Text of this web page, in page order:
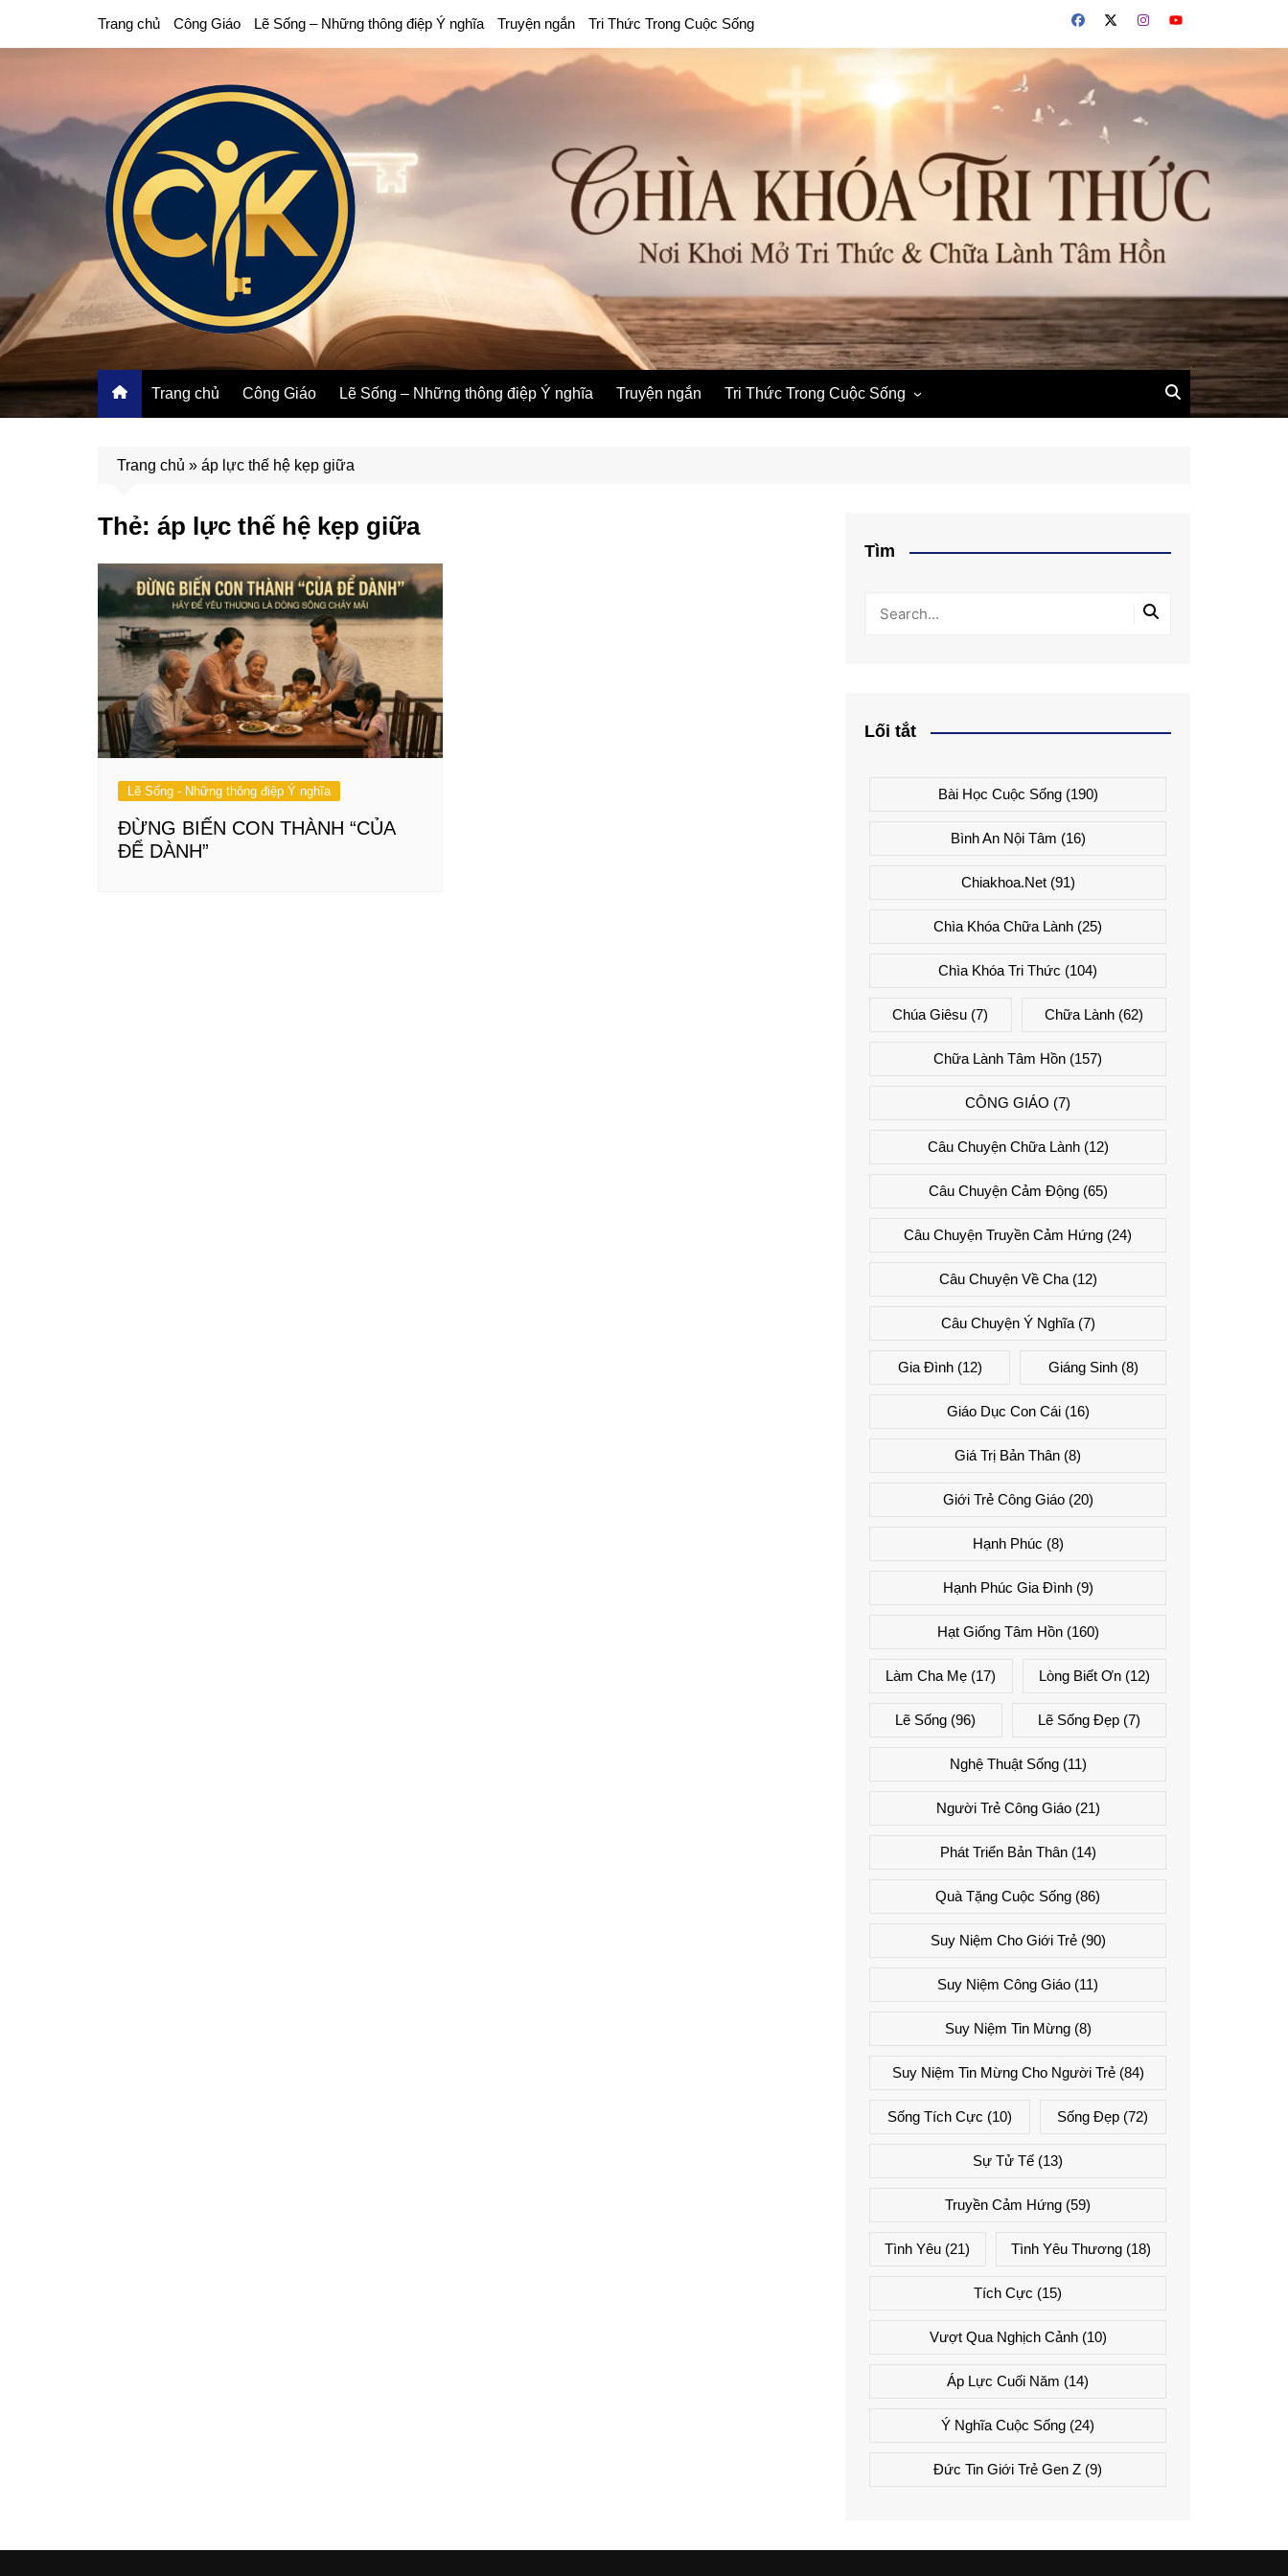
Trang chủ Công Giáo Lẽ Sống – Những thông điệp Ý nghĩa Truyện ngắn Tri Thức Trong Cuộc Sống
Trang chủ Công Giáo Lẽ Sống – Những thông điệp Ý nghĩa Truyện ngắn Tri Thức Trong Cuộc Sống
Trang chủ » áp lực thế hệ kẹp giữa
Thẻ: áp lực thế hệ kẹp giữa
Lẽ Sống - Những thông điệp Ý nghĩa
ĐỪNG BIẾN CON THÀNH “CỦA
ĐỂ DÀNH”
Tìm
Lối tắt
Bài Học Cuộc Sống(190)
Bình An Nội Tâm (16)
Chiakhoa.net(91)
Chìa Khóa Chữa Lành (25)
Chìa Khóa Tri Thức (104)
Chúa Giêsu (7) Chữa Lành(62)
Chữa Lành Tâm Hồn (157)
CÔNG GIÁO (7)
Câu Chuyện Chữa Lành(12)
Câu Chuyện Cảm Động(65)
Câu Chuyện Truyền Cảm Hứng (24)
Câu Chuyện Về Cha(12)
Câu Chuyện Ý Nghĩa(7)
Gia Đình(12) Giáng Sinh(8)
Giáo Dục Con Cái(16)
Giá Trị Bản Thân (8)
Giới Trẻ Công Giáo(20)
Hạnh Phúc (8)
Hạnh Phúc Gia Đình(9)
Hạt Giống Tâm Hồn(160)
Làm Cha Mẹ (17) Lòng Biết Ơn(12)
Lẽ Sống (96) Lẽ Sống Đẹp(7)
Nghệ Thuật Sống(11)
Người Trẻ Công Giáo(21)
Phát Triển Bản Thân(14)
Quà Tặng Cuộc Sống (86)
Suy Niệm Cho Giới Trẻ(90)
Suy Niệm Công Giáo (11)
Suy Niệm Tin Mừng(8)
Suy Niệm Tin Mừng Cho Người Trẻ(84)
Sống Tích Cực (10) Sống Đẹp (72)
Sự Tử Tế (13)
Truyền Cảm Hứng (59)
Tình Yêu (21) Tình Yêu Thương(18)
Tích Cực (15)
Vượt Qua Nghịch Cảnh(10)
Áp Lực Cuối Năm (14)
Ý Nghĩa Cuộc Sống (24)
Đức Tin Giới Trẻ Gen Z (9)